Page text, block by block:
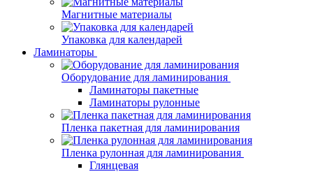
Магнитные материалы
Упаковка для календарей
Ламинаторы
Оборудование для ламинирования
Ламинаторы пакетные
Ламинаторы рулонные
Пленка пакетная для ламинирования
Пленка рулонная для ламинирования
Глянцевая